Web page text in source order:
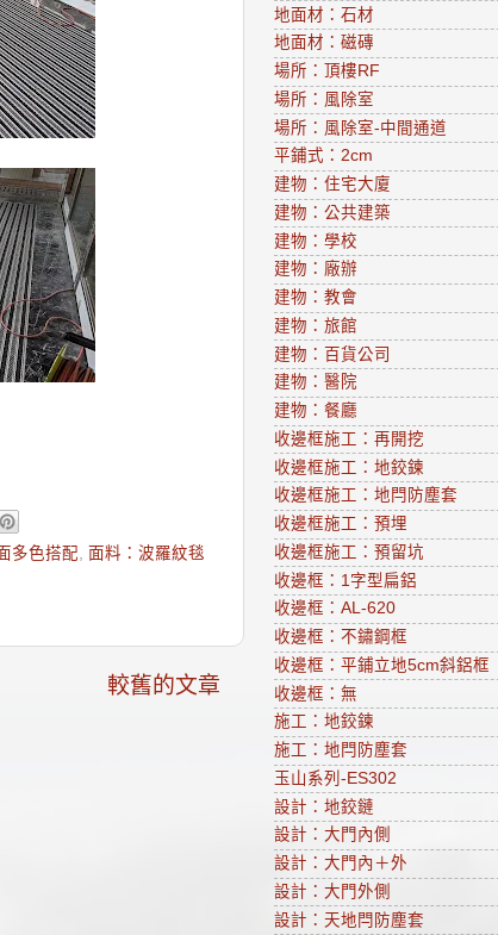
多色搭配 面料：波羅紋毯
較舊的文章
地面材：石材
地面材：磁磚
場所：頂樓RF
場所：風除室
場所：風除室-中間通道
平鋪式：2cm
建物：住宅大廈
建物：公共建築
建物：學校
建物：廠辦
建物：教會
建物：旅館
建物：百貨公司
建物：醫院
建物：餐廳
收邊框施工：再開挖
收邊框施工：地鉸鍊
收邊框施工：地閂防塵套
收邊框施工：預埋
收邊框施工：預留坑
收邊框：1字型扁鋁
收邊框：AL-620
收邊框：不鏽鋼框
收邊框：平鋪立地5cm斜鋁框
收邊框：無
施工：地鉸鍊
施工：地閂防塵套
玉山系列-ES302
設計：地鉸鏈
設計：大門內側
設計：大門內＋外
設計：大門外側
設計：天地閂防塵套